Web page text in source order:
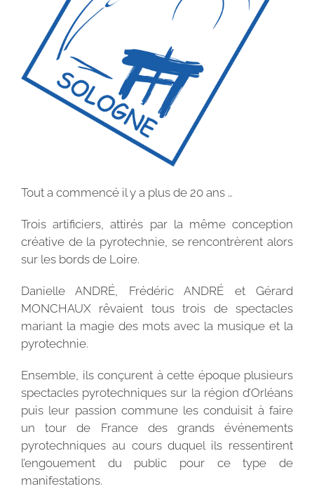
Tout a commencé il y a plus de 20 ans …
Trois artificiers, attirés par la même conception
créative de la pyrotechnie, se rencontrèrent alors
sur les bords de Loire.
Danielle ANDRÉ, Frédéric ANDRÉ et Gérard
MONCHAUX rêvaient tous trois de spectacles
mariant la magie des mots avec la musique et la
pyrotechnie.
Ensemble, ils conçurent à cette époque plusieurs
spectacles pyrotechniques sur la région d’Orléans
puis leur passion commune les conduisit à faire
un tour de France des grands événements
pyrotechniques au cours duquel ils ressentirent
l’engouement du public pour ce type de
manifestations.